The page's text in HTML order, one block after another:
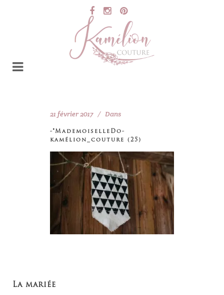
21 février 2017 Dans
-®MademoiselleDo-
kamélion_couture (25)
La mariée